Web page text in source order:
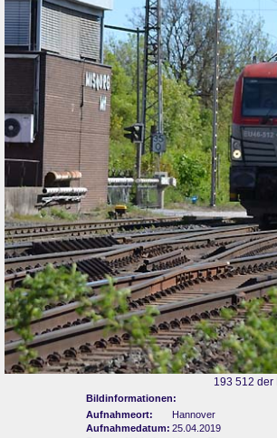
193 512 der
Bildinformationen:
Aufnahmeort:
Hannover
Aufnahmedatum: 25.04.2019